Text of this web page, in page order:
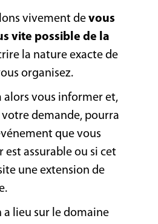
vivement de vous
vite possible de la
la nature exacte de
organisez.
alors vous informer et,
demande, pourra
que vous
assurable ou si cet
une extension de
lieu sur le domaine